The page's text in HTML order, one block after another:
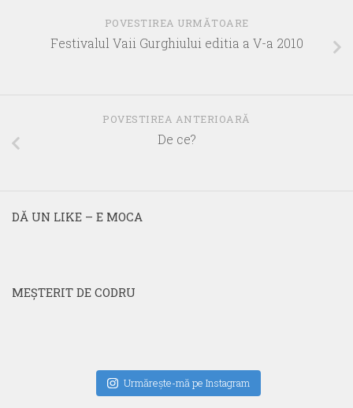
POVESTIREA URMĂTOARE
Festivalul Vaii Gurghiului editia a V-a 2010
POVESTIREA ANTERIOARĂ
De ce?
DĂ UN LIKE – E MOCA
MEŞTERIT DE CODRU
Urmăreşte-mă pe Instagram